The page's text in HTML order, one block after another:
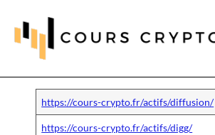
https://cours-crypto.fr/actifs/diffusion/
https://cours-crypto.fr/actifs/digg/